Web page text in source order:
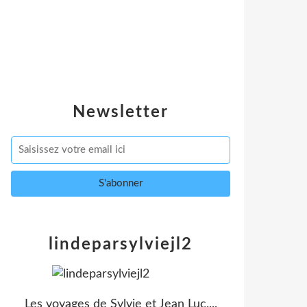
Newsletter
lindeparsylviejl2
Les voyages de Sylvie et Jean Luc....